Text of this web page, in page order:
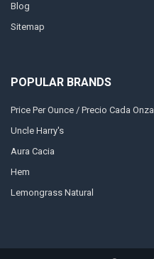
Blog
Sitemap
POPULAR BRANDS
Price Per Ounce / Precio Cada Onza
Uncle Harry's
Aura Cacia
Hem
Lemongrass Natural